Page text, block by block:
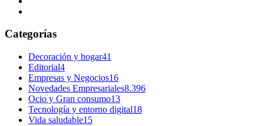
Categorías
Decoración y hogar41
Editorial4
Empresas y Negocios16
Novedades Empresariales8.396
Ocio y Gran consumo13
Tecnología y entorno digital18
Vida saludable15